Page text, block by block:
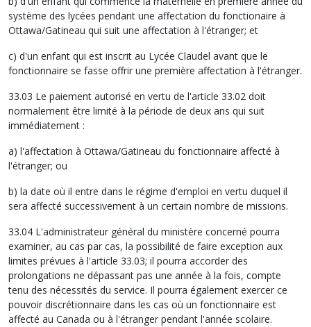
système des lycées pendant une affectation du fonctionaire à
Ottawa/Gatineau qui suit une affectation à l'étranger; et
c) d'un enfant qui est inscrit au Lycée Claudel avant que le
fonctionnaire se fasse offrir une première affectation à l'étranger.
33.03 Le paiement autorisé en vertu de l'article 33.02 doit
normalement être limité à la période de deux ans qui suit
immédiatement :
a) l'affectation à Ottawa/Gatineau du fonctionnaire affecté à
l'étranger; ou
b) la date où il entre dans le régime d'emploi en vertu duquel il
sera affecté successivement à un certain nombre de missions.
33.04 L'administrateur général du ministère concerné pourra
examiner, au cas par cas, la possibilité de faire exception aux
limites prévues à l'article 33.03; il pourra accorder des
prolongations ne dépassant pas une année à la fois, compte
tenu des nécessités du service. Il pourra également exercer ce
pouvoir discrétionnaire dans les cas où un fonctionnaire est
affecté au Canada ou à l'étranger pendant l'année scolaire.